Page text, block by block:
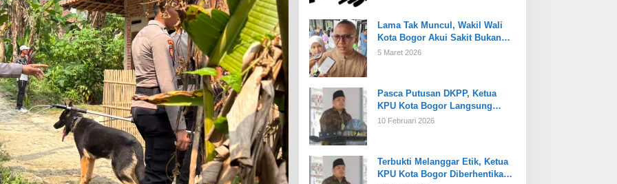
Lama Tak Muncul, Wakil Wali
Kota Bogor Akui Sakit Bukan
Karena Masalah Internal
5 Maret 2026
Pasca Putusan DKPP, Ketua
KPU Kota Bogor Langsung
Dijabat Plt
10 Februari 2026
Terbukti Melanggar Etik, Ketua
KPU Kota Bogor Diberhentikan